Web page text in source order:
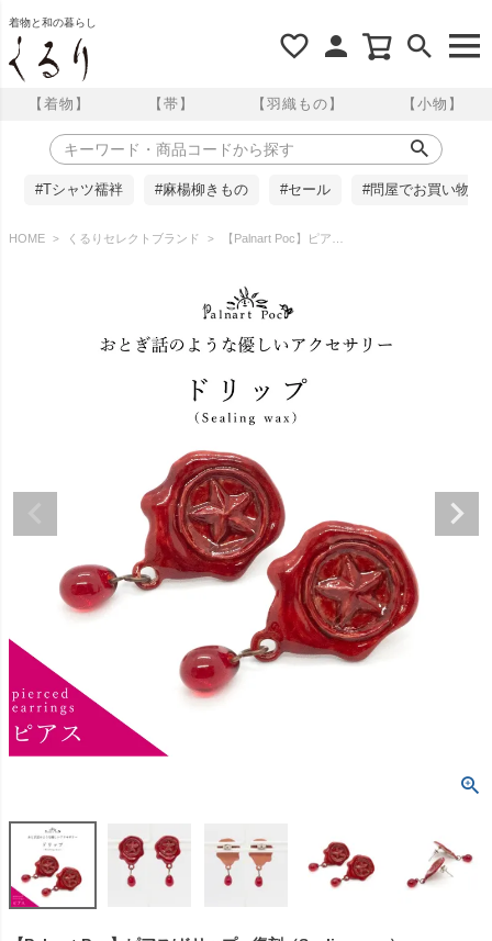
着物と和の暮らし
【着物】 【帯】 【羽織もの】 【小物】
#Tシャツ襦袢 #麻楊柳きもの #セール #問屋でお買い物
HOME くるりセレクトブランド 【Palnart Poc】ピアス/ドリップ・復刻（Sealing wax）